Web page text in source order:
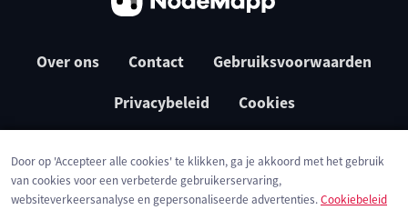
Over ons Contact Gebruiksvoorwaarden
Privacybeleid Cookies
Door op 'Accepteer alle cookies' te klikken, ga je akkoord met het gebruik
van cookies voor een verbeterde gebruikerservaring,
websiteverkeersanalyse en gepersonaliseerde advertenties.Cookiebeleid